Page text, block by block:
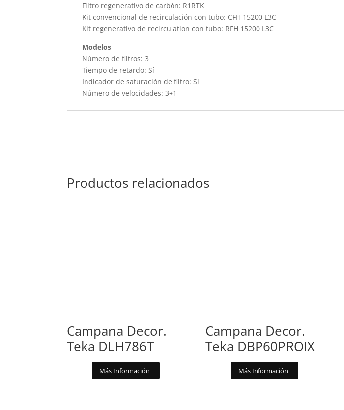
Filtro regenerativo de carbón: R1RTK
Kit convencional de recirculación con tubo: CFH 15200 L3C
Kit regenerativo de recirculation con tubo: RFH 15200 L3C
Modelos
Número de filtros: 3
Tiempo de retardo: Sí
Indicador de saturación de filtro: Sí
Número de velocidades: 3+1
Productos relacionados
Campana Decor.
Teka DLH786T
Más Información
Campana Decor.
Teka DBP60PROIX
Más Información